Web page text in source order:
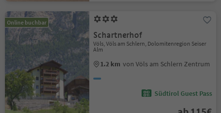
Online buchbar
Schartnerhof
Völs, Völs am Schlern, Dolomitenregion Seiser
Alm
1.2 km von Völs am Schlern Zentrum
Südtirol Guest Pass